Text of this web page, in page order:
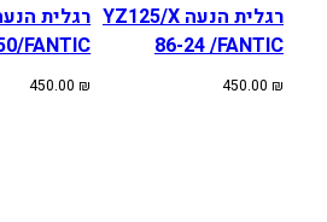
רגלית הנעה YZ125/X
86-24 /FANTIC
450.00 ₪
רגלית
FANTIC
450.00₪